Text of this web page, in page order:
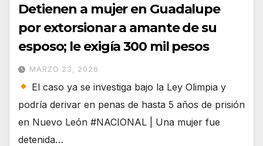
Detienen a mujer en Guadalupe
por extorsionar a amante de su
esposo; le exigía 300 mil pesos
MARZO 23, 2026
El caso ya se investiga bajo la Ley Olimpia y
podría derivar en penas de hasta 5 años de prisión
en Nuevo León #NACIONAL | Una mujer fue
detenida…